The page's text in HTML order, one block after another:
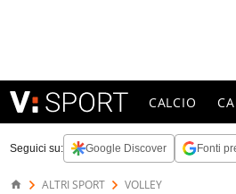
CALCIO
Seguici su: Google Discover Fonti
ALTRI SPORT VOLLEY